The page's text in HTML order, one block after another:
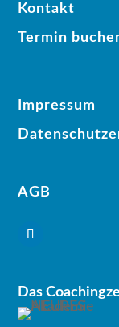
Kontakt
Termin
Impressum
AGB
Das